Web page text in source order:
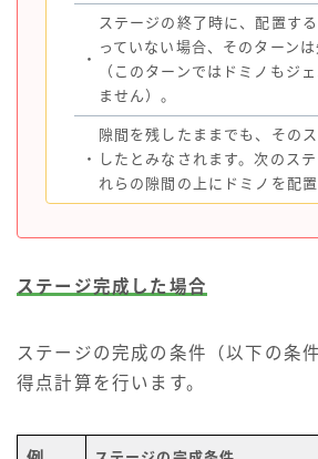
・
ステージの終了時に、配置す
っていない場合、そのターン
（このターンではドミノもジ
ません）。
・
隙間を残したままでも、その
したとみなされます。次のス
れらの隙間の上にドミノを配置
ステージ完成した場合
ステージの完成の条件（以下の条
得点計算を行います。